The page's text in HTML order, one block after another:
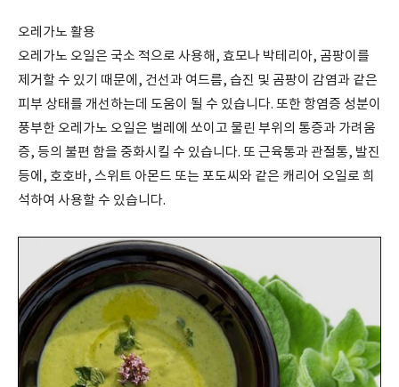
오레가노 활용
오레가노 오일은 국소 적으로 사용해 , 효모나 박테리아, 곰팡이를
제거할 수 있기 때문에 , 건선과 여드름, 습진 및 곰팡이 감염과 같은
피부 상태를 개선하는데 도움이 될 수 있습니다. 또한 항염증 성분이
풍부한 오레가노 오일은 벌레에 쏘이고 물린 부위의 통증과 가려움
증, 등의 불편 함을 중화시킬 수 있습니다. 또 근육통과 관절통, 발진
등에 , 호호바, 스위트 아몬드 또는 포도씨와 같은 캐리어 오일로 희
석하여 사용할 수 있습니다.